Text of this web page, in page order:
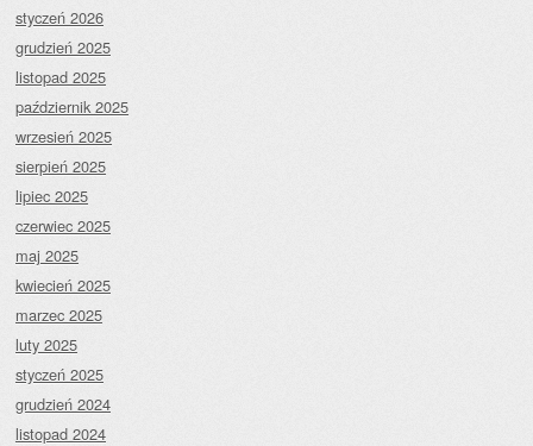
styczeń 2026
grudzień 2025
listopad 2025
październik 2025
wrzesień 2025
sierpień 2025
lipiec 2025
czerwiec 2025
maj 2025
kwiecień 2025
marzec 2025
luty 2025
styczeń 2025
grudzień 2024
listopad 2024